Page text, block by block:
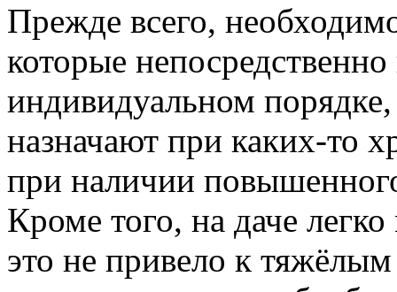
Прежде всего,
которые непосредственно
индивидуальном
назначают при каких-то
при наличии
Кроме того, на даче
это не привело к